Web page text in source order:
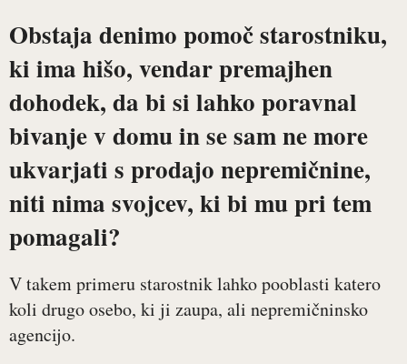
Obstaja denimo pomoč starostniku,
ki ima hišo, vendar premajhen
dohodek, da bi si lahko poravnal
bivanje v domu in se sam ne more
ukvarjati s prodajo nepremičnine,
niti nima svojcev, ki bi mu pri tem
pomagali?
V takem primeru starostnik lahko pooblasti katero
koli drugo osebo, ki ji zaupa, ali nepremičninsko
agencijo.